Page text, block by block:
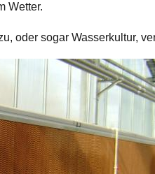
Wetter.
oder sogar Wasserkultur,